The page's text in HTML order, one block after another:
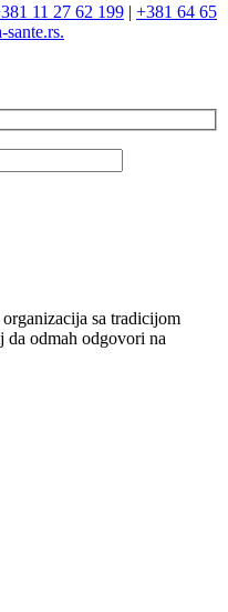
11 27 62 199 | +381 64 65
sa tradicijom
odmah odgovori na